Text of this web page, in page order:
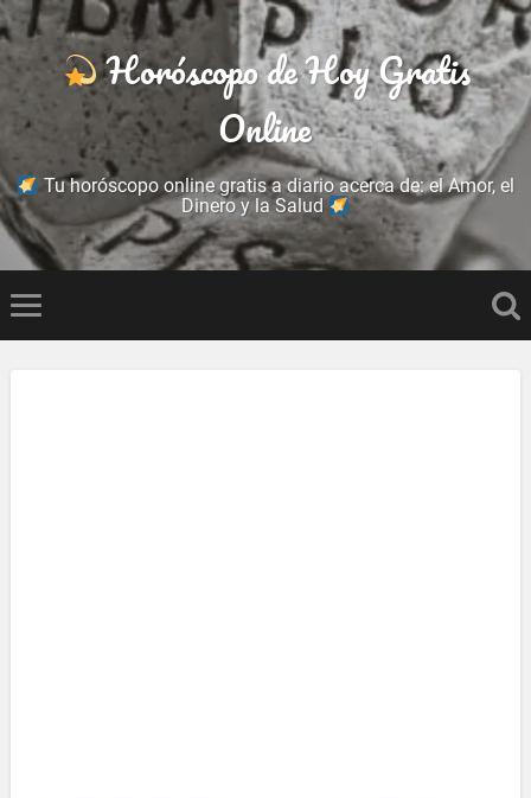
Horóscopo de Hoy Gratis
Online
Tu horóscopo online gratis a diario acerca de: el Amor, el
Dinero y la Salud